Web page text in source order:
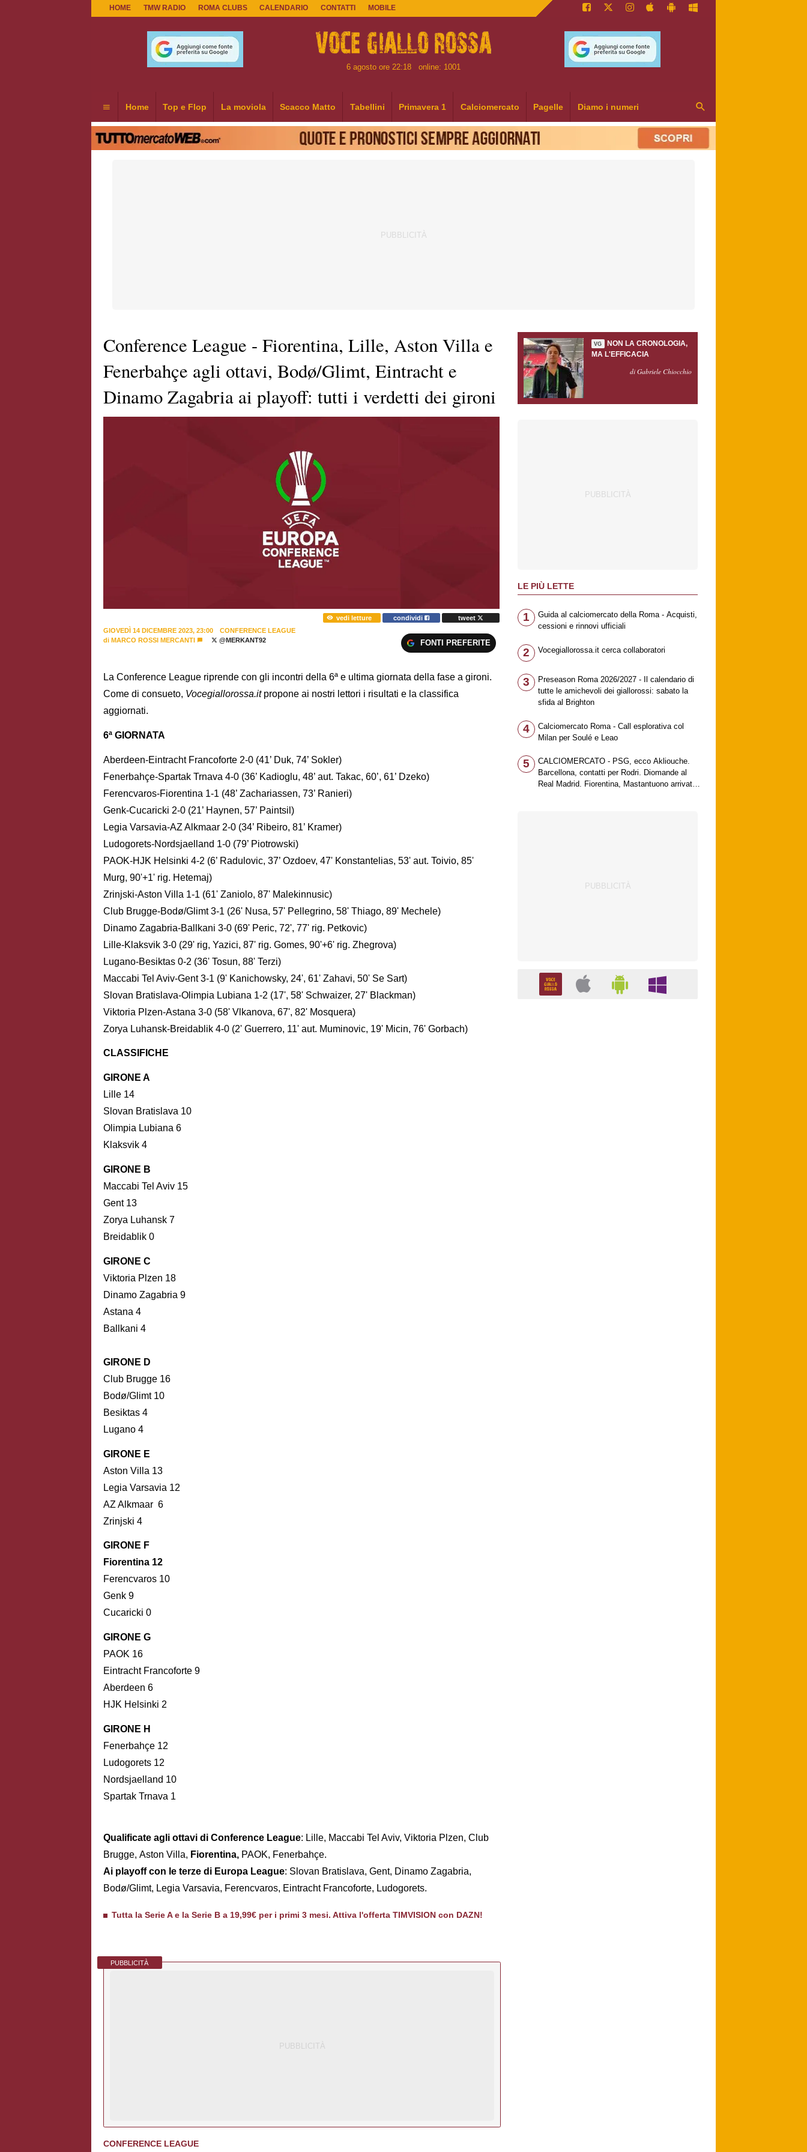
HOME TMW RADIO ROMA CLUBS CALENDARIO CONTATTI MOBILE
6 agosto ore 22:18 online: 1001
Home Top e Flop La moviola Scacco Matto Tabellini Primavera 1 Calciomercato Pagelle Diamo i numeri
Conference League - Fiorentina, Lille, Aston Villa e
Fenerbahçe agli ottavi, Bodø/Glimt, Eintracht e
Dinamo Zagabria ai playoff: tutti i verdetti dei gironi
vedi letture condividi
tweet
GIOVEDÌ 14 DICEMBRE 2023, 23:00
CONFERENCE LEAGUE
di MARCO ROSSI MERCANTI @MERKANT92 FONTI PREFERITE
La Conference League riprende con gli incontri della 6ª e ultima giornata della fase a gironi.
Come di consueto, Vocegiallorossa.it propone ai nostri lettori i risultati e la classifica
aggiornati.
6ª GIORNATA
Aberdeen-Eintracht Francoforte 2-0 (41’ Duk, 74’ Sokler)
Fenerbahçe-Spartak Trnava 4-0 (36’ Kadioglu, 48’ aut. Takac, 60’, 61’ Dzeko)
Ferencvaros-Fiorentina 1-1 (48’ Zachariassen, 73’ Ranieri)
Genk-Cucaricki 2-0 (21’ Haynen, 57’ Paintsil)
Legia Varsavia-AZ Alkmaar 2-0 (34’ Ribeiro, 81’ Kramer)
Ludogorets-Nordsjaelland 1-0 (79’ Piotrowski)
PAOK-HJK Helsinki 4-2 (6’ Radulovic, 37’ Ozdoev, 47' Konstantelias, 53' aut. Toivio, 85'
Murg, 90'+1' rig. Hetemaj)
Zrinjski-Aston Villa 1-1 (61' Zaniolo, 87' Malekinnusic)
Club Brugge-Bodø/Glimt 3-1 (26' Nusa, 57' Pellegrino, 58' Thiago, 89' Mechele)
Dinamo Zagabria-Ballkani 3-0 (69' Peric, 72', 77' rig. Petkovic)
Lille-Klaksvik 3-0 (29' rig, Yazici, 87' rig. Gomes, 90'+6' rig. Zhegrova)
Lugano-Besiktas 0-2 (36' Tosun, 88' Terzi)
Maccabi Tel Aviv-Gent 3-1 (9' Kanichowsky, 24', 61' Zahavi, 50' Se Sart)
Slovan Bratislava-Olimpia Lubiana 1-2 (17', 58' Schwaizer, 27' Blackman)
Viktoria Plzen-Astana 3-0 (58' Vlkanova, 67', 82' Mosquera)
Zorya Luhansk-Breidablik 4-0 (2' Guerrero, 11' aut. Muminovic, 19' Micin, 76' Gorbach)
CLASSIFICHE
GIRONE A
Lille 14
Slovan Bratislava 10
Olimpia Lubiana 6
Klaksvik 4
GIRONE B
Maccabi Tel Aviv 15
Gent 13
Zorya Luhansk 7
Breidablik 0
GIRONE C
Viktoria Plzen 18
Dinamo Zagabria 9
Astana 4
Ballkani 4
GIRONE D
Club Brugge 16
Bodø/Glimt 10
Besiktas 4
Lugano 4
GIRONE E
Aston Villa 13
Legia Varsavia 12
AZ Alkmaar 6
Zrinjski 4
GIRONE F
Fiorentina 12
Ferencvaros 10
Genk 9
Cucaricki 0
GIRONE G
PAOK 16
Eintracht Francoforte 9
Aberdeen 6
HJK Helsinki 2
GIRONE H
Fenerbahçe 12
Ludogorets 12
Nordsjaelland 10
Spartak Trnava 1
Qualificate agli ottavi di Conference League: Lille, Maccabi Tel Aviv, Viktoria Plzen, Club
Brugge, Aston Villa, Fiorentina, PAOK, Fenerbahçe.
Ai playoff con le terze di Europa League: Slovan Bratislava, Gent, Dinamo Zagabria,
Bodø/Glimt, Legia Varsavia, Ferencvaros, Eintracht Francoforte, Ludogorets.
Tutta la Serie A e la Serie B a 19,99€ per i primi 3 mesi. Attiva l'offerta TIMVISION con DAZN!
PUBBLICITÀ
CONFERENCE LEAGUE
VG
NON LA CRONOLOGIA,
MA L'EFFICACIA
di Gabriele Chiocchio
LE PIÙ LETTE
1
Guida al calciomercato della Roma - Acquisti,
cessioni e rinnovi ufficiali
2 Vocegiallorossa.it cerca collaboratori
3
Preseason Roma 2026/2027 - Il calendario di
tutte le amichevoli dei giallorossi: sabato la
sfida al Brighton
4
Calciomercato Roma - Call esplorativa col
Milan per Soulé e Leao
5
CALCIOMERCATO - PSG, ecco Akliouche.
Barcellona, contatti per Rodri. Diomande al
Real Madrid. Fiorentina, Mastantuono arrivato